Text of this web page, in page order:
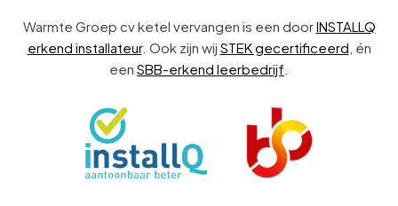
Warmte Groep cv ketel vervangen is een doorINSTALLQ
erkend installateur. Ook zijn wij STEK gecertificeerd , én
een SBB-erkend leerbedrijf